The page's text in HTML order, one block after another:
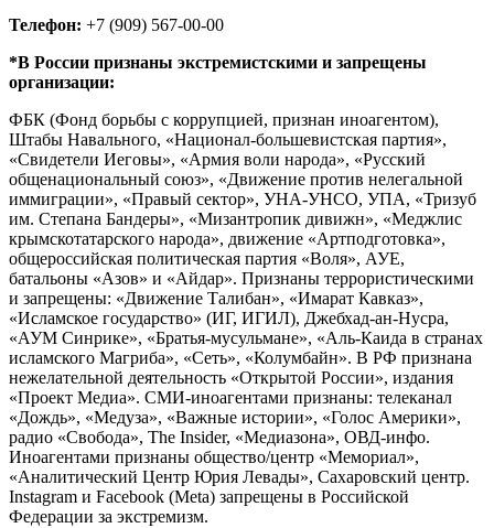
Телефон: +7 (909) 567-00-00
*В России признаны экстремистскими и запрещены
организации:
ФБК (Фонд борьбы с коррупцией, признан иноагентом),
Штабы Навального, «Национал-большевистская партия»,
«Свидетели Иеговы», «Армия воли народа», «Русский
общенациональный союз», «Движение против нелегальной
иммиграции», «Правый сектор», УНА-УНСО, УПА, «Тризуб
им. Степана Бандеры», «Мизантропик дивижн», «Меджлис
крымскотатарского народа», движение «Артподготовка»,
общероссийская политическая партия «Воля», АУЕ,
батальоны «Азов» и «Айдар». Признаны террористическими
и запрещены: «Движение Талибан», «Имарат Кавказ»,
«Исламское государство» (ИГ, ИГИЛ), Джебхад-ан-Нусра,
«АУМ Синрике», «Братья-мусульмане», «Аль-Каида в странах
исламского Магриба», «Сеть», «Колумбайн». В РФ признана
нежелательной деятельность «Открытой России», издания
«Проект Медиа». СМИ-иноагентами признаны: телеканал
«Дождь», «Медуза», «Важные истории», «Голос Америки»,
радио «Свобода», The Insider, «Медиазона», ОВД-инфо.
Иноагентами признаны общество/центр «Мемориал»,
«Аналитический Центр Юрия Левады», Сахаровский центр.
Instagram и Facebook (Metа) запрещены в Российской
Федерации за экстремизм.